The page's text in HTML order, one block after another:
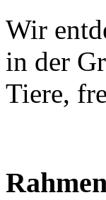
Wir
in der
Tiere,